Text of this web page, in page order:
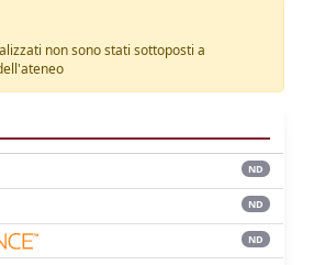
non sono stati sottoposti a
ND
ND
ND